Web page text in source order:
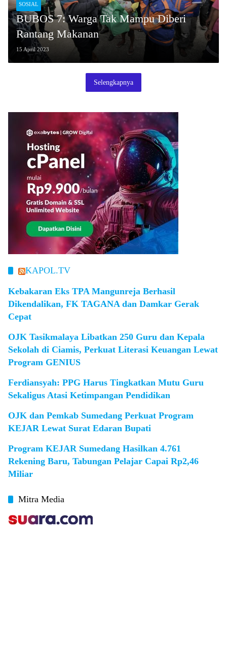
SOSIAL
BUBOS 7: Warga Tak Mampu Diberi
Rantang Makanan
15 April 2023
Selengkapnya
KAPOL.TV
Kebakaran Eks TPA Mangunreja Berhasil
Dikendalikan, FK TAGANA dan Damkar Gerak
Cepat
OJK Tasikmalaya Libatkan 250 Guru dan Kepala
Sekolah di Ciamis, Perkuat Literasi Keuangan Lewat
Program GENIUS
Ferdiansyah: PPG Harus Tingkatkan Mutu Guru
Sekaligus Atasi Ketimpangan Pendidikan
OJK dan Pemkab Sumedang Perkuat Program
KEJAR Lewat Surat Edaran Bupati
Program KEJAR Sumedang Hasilkan 4.761
Rekening Baru, Tabungan Pelajar Capai Rp2,46
Miliar
Mitra Media